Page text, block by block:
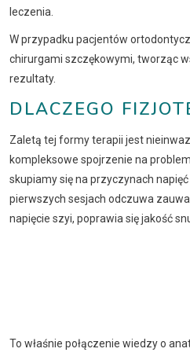
leczenia.
W przypadku pacjentów
chirurgami szczękowymi, tworząc
rezultaty.
DLACZEGO
Zaletą tej formy terapii jest
kompleksowe spojrzenie na
skupiamy się na przyczynach
pierwszych sesjach odczuwa
napięcie szyi, poprawia się jakość
To właśnie połączenie wiedzy o